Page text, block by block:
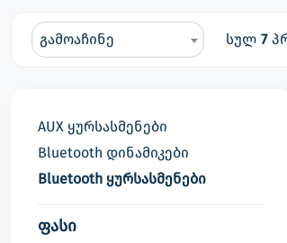
აუდიო ტექნიკა
ტელევიზორები
სათამაშო კონსოლები
მონიტორები
გამოაჩინე სულ 7
AUX ყურსასმენები
Bluetooth დინამიკები
Bluetooth ყურსასმენები
ფასი